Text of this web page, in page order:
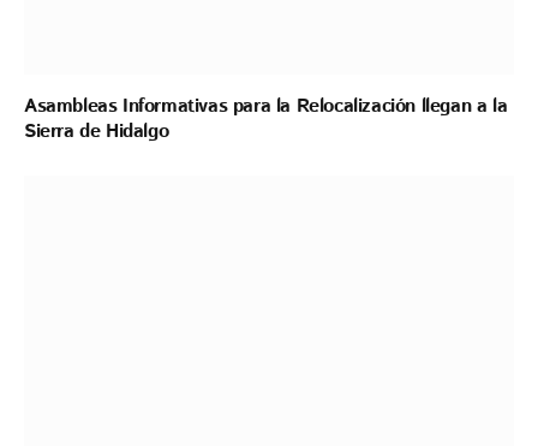
Asambleas Informativas para la Relocalización llegan a la
Sierra de Hidalgo